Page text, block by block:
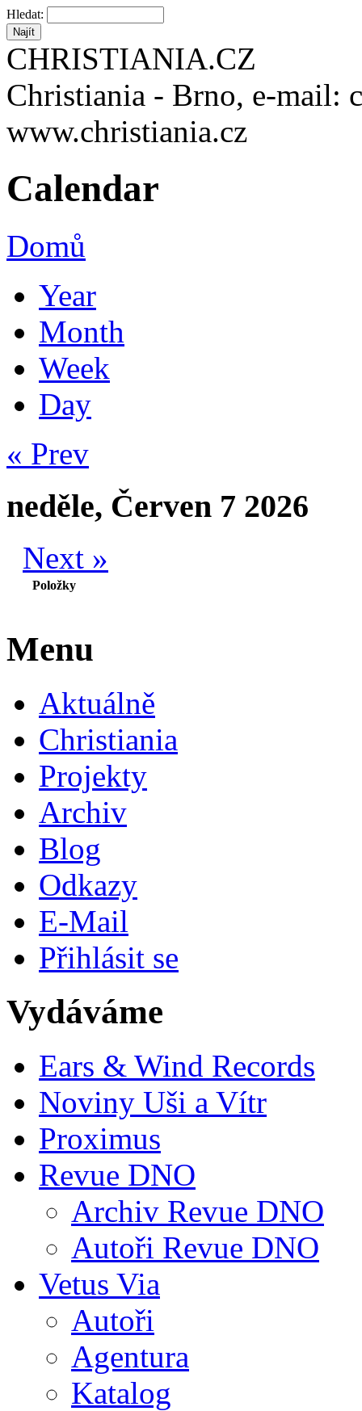
Hledat:
CHRISTIANIA.CZ
Christiania - Brno, e-mail:
www.christiania.cz
Calendar
Domů
Year
Month
Week
Day
« Prev
neděle, Červen 7 2026
Next »
Položky
Menu
Aktuálně
Christiania
Projekty
Archiv
Blog
Odkazy
E-Mail
Přihlásit se
Vydáváme
Ears & Wind Records
Noviny Uši a Vítr
Proximus
Revue DNO
Archiv Revue DNO
Autoři Revue DNO
Vetus Via
Autoři
Agentura
Katalog